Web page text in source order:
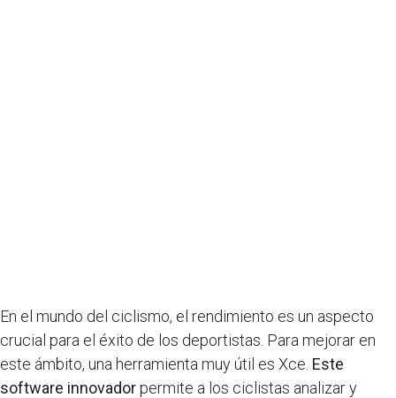
En el mundo del ciclismo, el rendimiento es un aspecto
crucial para el éxito de los deportistas. Para mejorar en
este ámbito, una herramienta muy útil es Xce. Este
software innovadorpermite a los ciclistas analizar y